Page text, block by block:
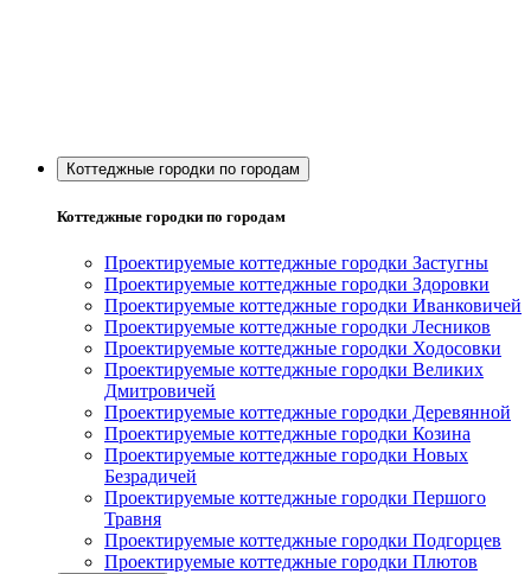
Коттеджные городки по городам
Коттеджные городки по городам
Проектируемые коттеджные городки Застугны
Проектируемые коттеджные городки Здоровки
Проектируемые коттеджные городки Иванковичей
Проектируемые коттеджные городки Лесников
Проектируемые коттеджные городки Ходосовки
Проектируемые коттеджные городки Великих
Дмитровичей
Проектируемые коттеджные городки Деревянной
Проектируемые коттеджные городки Козина
Проектируемые коттеджные городки Новых
Безрадичей
Проектируемые коттеджные городки Першого
Травня
Проектируемые коттеджные городки Подгорцев
Проектируемые коттеджные городки Плютов